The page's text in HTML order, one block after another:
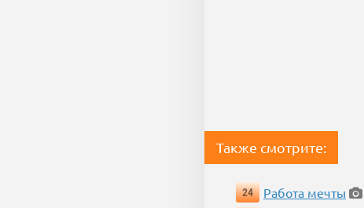
Также смотрите:
24 Работа мечты